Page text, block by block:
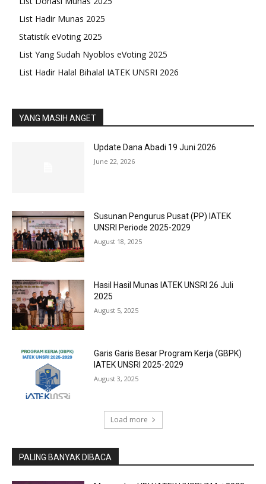
List Hadir Munas 2025
Statistik eVoting 2025
List Yang Sudah Nyoblos eVoting 2025
List Hadir Halal Bihalal IATEK UNSRI 2026
YANG MASIH ANGET
Update Dana Abadi 19 Juni 2026
June 22, 2026
Susunan Pengurus Pusat (PP) IATEK
UNSRI Periode 2025-2029
August 18, 2025
Hasil Hasil Munas IATEK UNSRI 26 Juli
2025
August 5, 2025
Garis Garis Besar Program Kerja (GBPK)
IATEK UNSRI 2025-2029
August 3, 2025
Load more
PALING BANYAK DIBACA